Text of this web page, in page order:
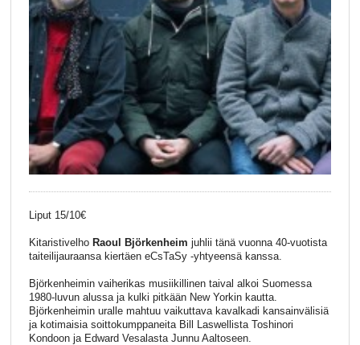
Liput 15/10€
Kitaristivelho Raoul Björkenheim juhlii tänä vuonna 40-vuotista
taiteilijauraansa kiertäen eCsTaSy -yhtyeensä kanssa.
Björkenheimin vaiherikas musiikillinen taival alkoi Suomessa
1980-luvun alussa ja kulki pitkään New Yorkin kautta.
Björkenheimin uralle mahtuu vaikuttava kavalkadi kansainvälisiä
ja kotimaisia soittokumppaneita Bill Laswellista Toshinori
Kondoon ja Edward Vesalasta Junnu Aaltoseen.